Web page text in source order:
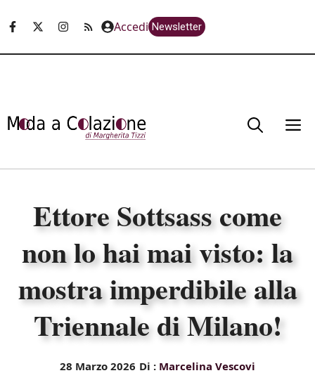
Accedi Newsletter
Ettore Sottsass come
non lo hai mai visto: la
mostra imperdibile alla
Triennale di Milano!
28 Marzo 2026 Di : Marcelina Vescovi